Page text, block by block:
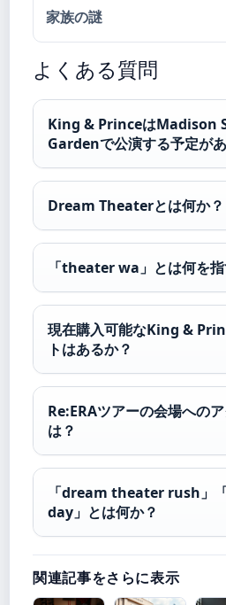
家族の謎
よくある質問
King & PrinceはMadison
Gardenで公演する予定が
Dream Theaterとは何か？
「theater wa」とは何を指
現在購入可能なKing &
トはあるか？
Re:ERAツアーの会場への
は？
「dream theater rush」
day」とは何か？
関連記事をさらに表示